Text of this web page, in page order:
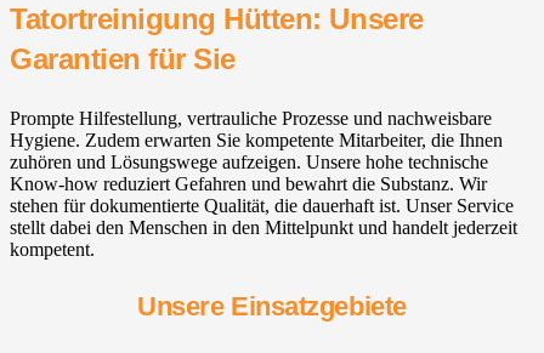
Tatortreinigung Hütten: Unsere
Garantien für Sie
Prompte Hilfestellung, vertrauliche Prozesse und nachweisbare
Hygiene. Zudem erwarten Sie kompetente Mitarbeiter, die Ihnen
zuhören und Lösungswege aufzeigen. Unsere hohe technische
Know-how reduziert Gefahren und bewahrt die Substanz. Wir
stehen für dokumentierte Qualität, die dauerhaft ist. Unser Service
stellt dabei den Menschen in den Mittelpunkt und handelt jederzeit
kompetent.
Unsere Einsatzgebiete